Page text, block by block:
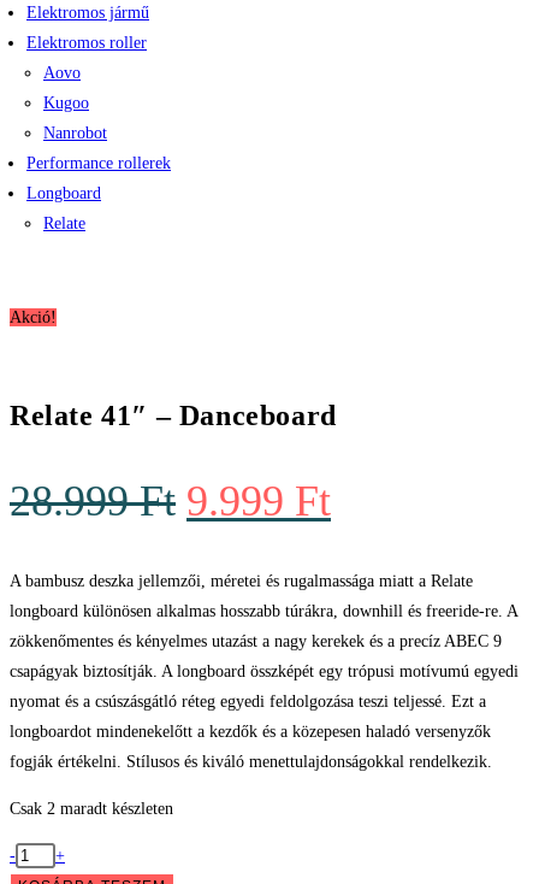
Elektromos jármű
Elektromos roller
Aovo
Kugoo
Nanrobot
Performance rollerek
Longboard
Relate
Akció!
Relate 41″ – Danceboard
28.999Ft Original
was:
28.999 Ft.
9.999 FtCurrent
is:
9.999 Ft.
A bambusz deszka jellemzői, méretei és rugalmassága miatt a Relate
longboard különösen alkalmas hosszabb túrákra, downhill és freeride-re. A
zökkenőmentes és kényelmes utazást a nagy kerekek és a precíz ABEC 9
csapágyak biztosítják. A longboard összképét egy trópusi motívumú egyedi
nyomat és a csúszásgátló réteg egyedi feldolgozása teszi teljessé. Ezt a
longboardot mindenekelőtt a kezdők és a közepesen haladó versenyzők
fogják értékelni. Stílusos és kiváló menettulajdonságokkal rendelkezik.
Csak 2 maradt készleten
Relate
- +